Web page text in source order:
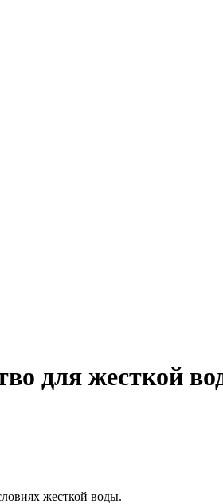
для жесткой
жесткой воды.